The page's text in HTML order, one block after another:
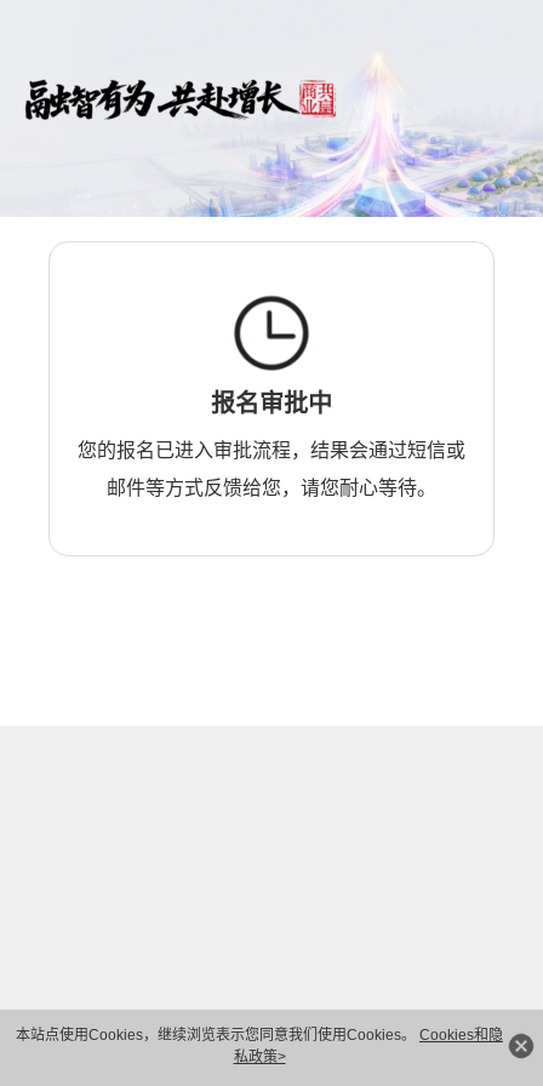
本站点使用Cookies，继续浏览表示您同意我们使用Cookies。 Cookies和隐
私政策>
报名审批中
您的报名已进入审批流程，结果会通过短信或
邮件等方式反馈给您，请您耐心等待。